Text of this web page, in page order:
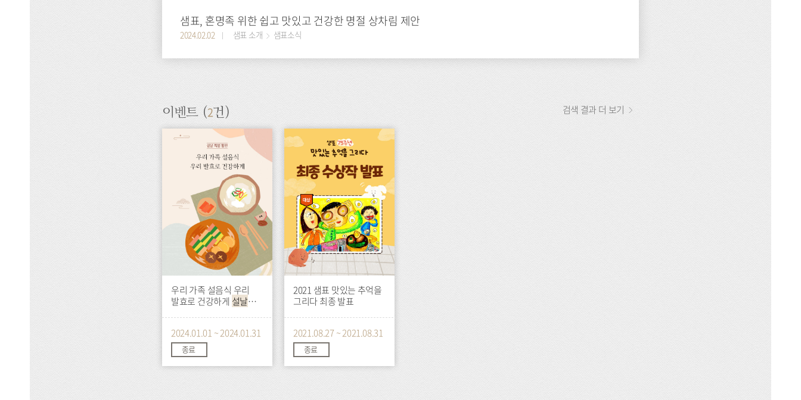
샘표, 혼명족 위한 쉽고 맛있고 건강한 명절 상차림 제안
2024.02.02 샘표 소개 샘표소식
이벤트 (2건)
우리 가족 설음식 우리
발효로 건강하게 설날
2024.01.01 ~ 2024.01.31
종료
2021 샘표 맛있는 추억을
그리다 최종 발표
2021.08.27 ~ 2021.08.31
종료
검색 결과 더 보기